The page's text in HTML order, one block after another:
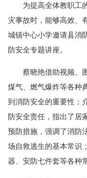
为提高全体教职工的
灾事故时，能够高效、
城镇中心小学邀请县消
防安全专题讲座。
蔡晓艳借助视频、图
煤气、燃气爆炸等各种
到消防安全的重要性；
防安全责任，指出了居
预防措施，强调了消防
场自救逃生的基本常识
器、安防七件套等各种